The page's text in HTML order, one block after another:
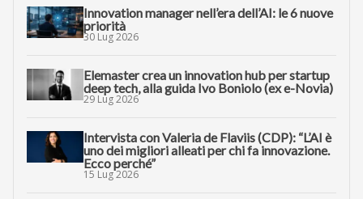
Innovation manager nell’era dell’AI: le 6 nuove
priorità
30 Lug 2026
Elemaster crea un innovation hub per startup
deep tech, alla guida Ivo Boniolo (ex e-Novia)
29 Lug 2026
Intervista con Valeria de Flaviis (CDP): “L’AI è
uno dei migliori alleati per chi fa innovazione.
Ecco perché”
15 Lug 2026